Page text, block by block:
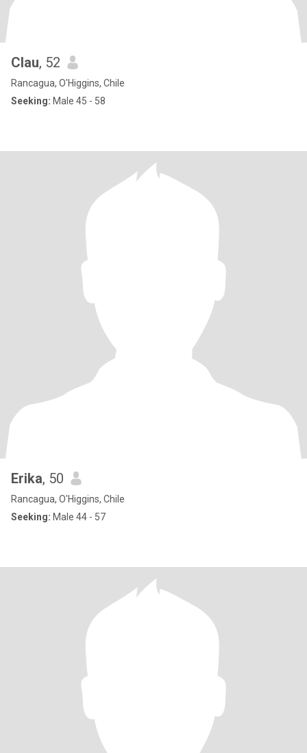
Clau, 52
Rancagua, O'Higgins, Chile
Seeking: Male 45 - 58
Erika, 50
Rancagua, O'Higgins, Chile
Seeking: Male 44 - 57